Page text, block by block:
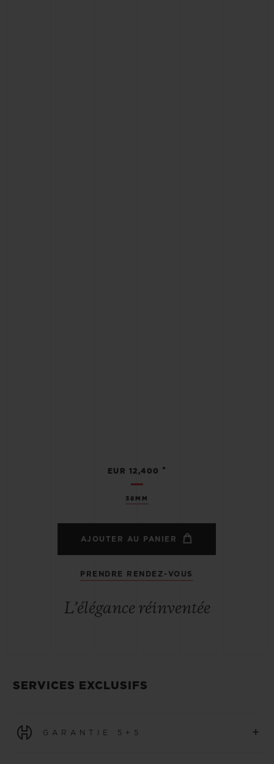
38MM
EUR 12,400 •
AJOUTER AU PANIER
PRENDRE RENDEZ-VOUS
L’élégance réinventée
SERVICES EXCLUSIFS
GARANTIE 5+5 +